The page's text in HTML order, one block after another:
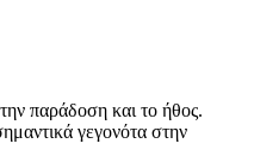
παράδοση και το ήθος.
γεγονότα στην